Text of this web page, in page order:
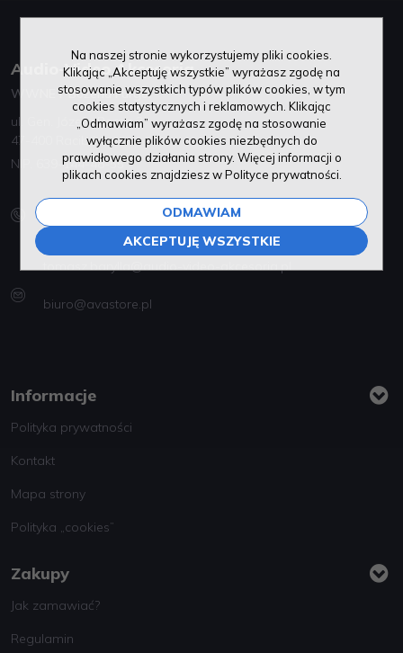
Audio-Video Akcesoria
WWNET Bożena Furgol
ul. Gen. Józefa Bema 3
47-400 Racibórz
NIP. 639-144-48-55
885 440 803
+32 / 70 00 300
tomasz.barylla@audio-video-akcesoria.pl
biuro@avastore.pl
Informacje
Polityka prywatności
Kontakt
Mapa strony
Polityka „cookies”
Zakupy
Jak zamawiać?
Regulamin
Na naszej stronie wykorzystujemy pliki cookies.
Klikając „Akceptuję wszystkie” wyrażasz zgodę na
stosowanie wszystkich typów plików cookies, w tym
cookies statystycznych i reklamowych. Klikając
„Odmawiam” wyrażasz zgodę na stosowanie
wyłącznie plików cookies niezbędnych do
prawidłowego działania strony. Więcej informacji o
plikach cookies znajdziesz w Polityce prywatności.
ODMAWIAM
AKCEPTUJĘ WSZYSTKIE